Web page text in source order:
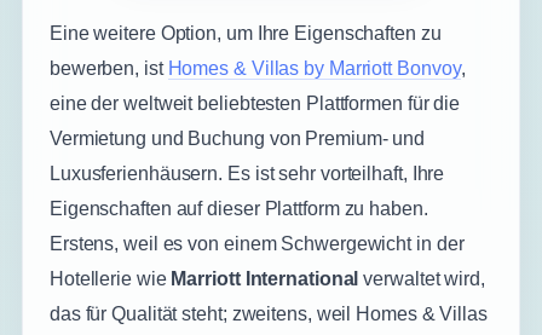
Eine weitere Option, um Ihre Eigenschaften zu
bewerben, ist Homes & Villas by Marriott Bonvoy,
eine der weltweit beliebtesten Plattformen für die
Vermietung und Buchung von Premium- und
Luxusferienhäusern. Es ist sehr vorteilhaft, Ihre
Eigenschaften auf dieser Plattform zu haben.
Erstens, weil es von einem Schwergewicht in der
Hotellerie wie Marriott International verwaltet wird,
das für Qualität steht; zweitens, weil Homes & Villas